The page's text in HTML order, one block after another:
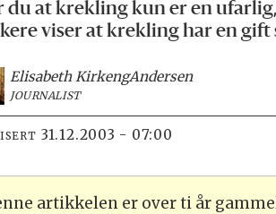
du at krekling kun er en
viser at krekling har en
Elisabeth KirkengAndersen
JOURNALIST
31.12.2003 - 07:00
artikkelen er over ti år